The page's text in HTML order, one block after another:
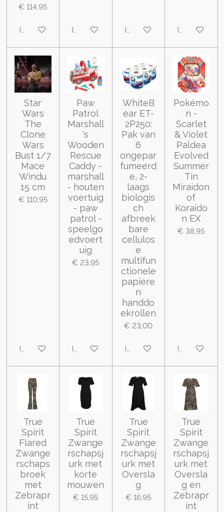
€ 114,95
In winkelwagenIn winkelwagenIn winkelwagenIn
Star
Wars
The
Clone
Wars
Bust 1/7
Mace
Windu
15 cm
€ 110,95
In winkelwagen
Paw
Patrol
Marshall
's
Wooden
Rescue
Caddy -
marshall
- houten
voertuig
- paw
patrol -
speelgo
edvoert
uig
€ 23,95
In winkelwagen
WhiteB
ear ET-
2P250:
Pak van
6
ongepar
fumeerd
e, 2-
laags
biologis
ch
afbreek
bare
cellulos
e
multifun
ctionele
papiere
n
handdo
ekrollen
€ 23,00
In winkelwagen
Pokémo
n -
Scarlet
& Violet
Paldea
Evolved
Summer
Tin
Miraidon
of
Koraido
n EX
€ 38,95
In
True
Spirit
Flared
Zwange
rschaps
broek
met
Zebrapr
int
True
Spirit
Zwange
rschapsj
urk met
korte
mouwen
€ 15,95
True
Spirit
Zwange
rschapsj
urk met
Oversla
g
€ 16,95
True
Spirit
Zwange
rschapsj
urk met
Oversla
g en
Zebrapr
int